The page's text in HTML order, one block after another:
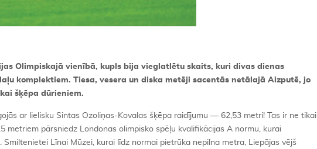
Olimpiskajā vienībā, kupls bija vieglatlētu skaits, kuri divas dienas
komplektiem. Tiesa, vesera un diska metēji sacentās netālajā Aizputē, jo
šķēpa dūrieniem.
ar lielisku Sintas Ozoliņas-Kovalas šķēpa raidījumu — 62,53 metri! Tas ir ne tikai
metriem pārsniedz Londonas olimpisko spēļu kvalifikācijas A normu, kurai
Līnai Mūzei, kurai līdz normai pietrūka nepilna metra, Liepājas vējš